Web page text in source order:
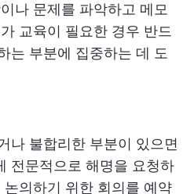
나 문제를 파악하고 메모
교육이 필요한 경우 반드
는 부분에 집중하는 데 도
나 불합리한 부분이 있으면
전문적으로 해명을 요청하
의하기 위한 회의를 예약